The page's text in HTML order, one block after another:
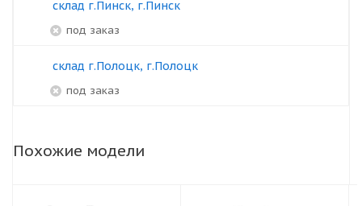
склад г.Пинск, г.Пинск
под заказ
склад г.Полоцк, г.Полоцк
под заказ
Похожие модели